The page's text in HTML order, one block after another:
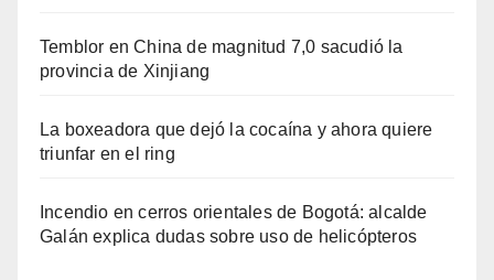
Temblor en China de magnitud 7,0 sacudió la
provincia de Xinjiang
La boxeadora que dejó la cocaína y ahora quiere
triunfar en el ring​
Incendio en cerros orientales de Bogotá: alcalde
Galán explica dudas sobre uso de helicópteros